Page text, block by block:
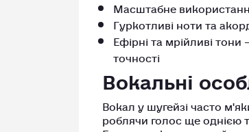
Масштабне
Гуркотливі ноти та
Ефірні та мрійливі
точності
Вокальні
Вокал у шугейзі часто
роблячи голос ще однією